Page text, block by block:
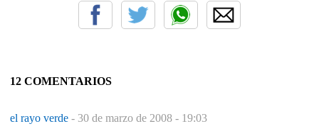
12 COMENTARIOS
el rayo verde - 30 de marzo de 2008 - 19:03